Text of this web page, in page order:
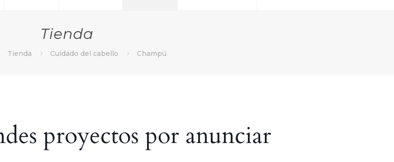
Tienda
Tienda Cuidado del cabello Champú
proyectos por anunciar